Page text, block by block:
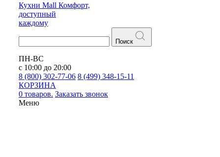
Кухни Mall Комфорт,
доступный
каждому
Поиск
ПН-ВС
с 10:00 до 20:00
8 (800) 302-77-06 8 (499) 348-15-11
КОРЗИНА
0 товаров. Заказать звонок
Меню